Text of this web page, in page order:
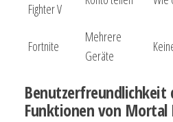
Fighter V
Fortnite
Mehrere
Geräte
Benutzerfreundlichkeit
Funktionen von Mortal